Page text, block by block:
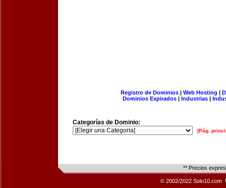
Registro de Dominios| Web Hosting |
Dominios Expirados | Industrias |
Categorías de Dominio:
[Pág.
** Precios
© 2002/2022 Solo10.com